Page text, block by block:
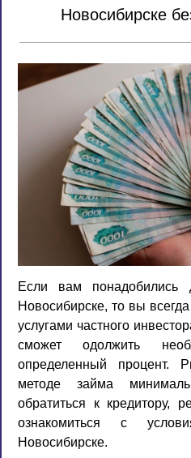
Новосибирске
Если вам понадобились
Новосибирске, то вы
услугами частного
сможет одолжить
определенный процент.
методе займа
обратиться к кредитору,
ознакомиться с
Новосибирске.